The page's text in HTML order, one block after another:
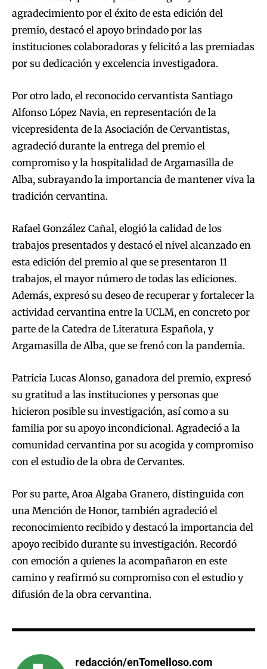
agradecimiento por el éxito de esta edición del
premio, destacó el apoyo brindado por las
instituciones colaboradoras y felicitó a las premiadas
por su dedicación y excelencia investigadora.
Por otro lado, el reconocido cervantista Santiago
Alfonso López Navia, en representación de la
vicepresidenta de la Asociación de Cervantistas,
agradeció durante la entrega del premio el
compromiso y la hospitalidad de Argamasilla de
Alba, subrayando la importancia de mantener viva la
tradición cervantina.
Rafael González Cañal, elogió la calidad de los
trabajos presentados y destacó el nivel alcanzado en
esta edición del premio al que se presentaron 11
trabajos, el mayor número de todas las ediciones.
Además, expresó su deseo de recuperar y fortalecer la
actividad cervantina entre la UCLM, en concreto por
parte de la Catedra de Literatura Española, y
Argamasilla de Alba, que se frenó con la pandemia.
Patricia Lucas Alonso, ganadora del premio, expresó
su gratitud a las instituciones y personas que
hicieron posible su investigación, así como a su
familia por su apoyo incondicional. Agradeció a la
comunidad cervantina por su acogida y compromiso
con el estudio de la obra de Cervantes.
Por su parte, Aroa Algaba Granero, distinguida con
una Mención de Honor, también agradeció el
reconocimiento recibido y destacó la importancia del
apoyo recibido durante su investigación. Recordó
con emoción a quienes la acompañaron en este
camino y reafirmó su compromiso con el estudio y
difusión de la obra cervantina.
redacción/enTomelloso.com